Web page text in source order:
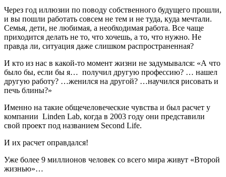
Через год иллюзии по поводу собственного будущего прошли,
и вы пошли работать совсем не тем и не туда, куда мечтали.
Семья, дети, не любимая, а необходимая работа. Все чаще
приходится делать не то, что хочешь, а то, что нужно. Не
правда ли, ситуация даже слишком распространенная?
И кто из нас в какой-то момент жизни не задумывался: «А что
было бы, если бы я… получил другую профессию? … нашел
другую работу? …женился на другой? …научился рисовать и
печь блины?»
Именно на такие общечеловеческие чувства и был расчет у
компании Linden Lab, когда в 2003 году они представили
свой проект под названием Second Life.
И их расчет оправдался!
Уже более 9 миллионов человек со всего мира живут «Второй
жизнью»…